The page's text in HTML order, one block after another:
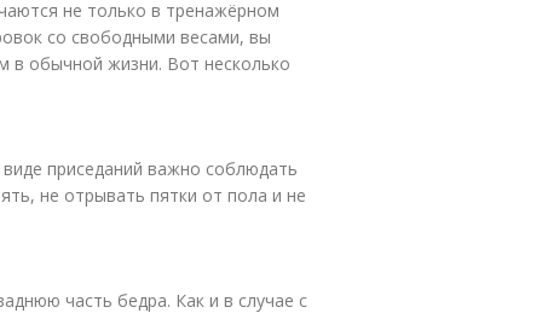
не только в тренажёрном
со свободными весами, вы
в обычной жизни. Вот несколько
приседаний важно соблюдать
не отрывать пятки от пола и не
часть бедра. Как и в случае с